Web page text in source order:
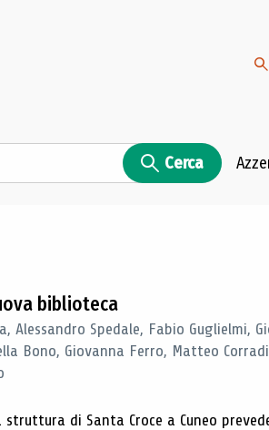
Cerca
biblioteca
Alessandro Spedale, Fabio Guglielmi,
Bono, Giovanna Ferro, Matteo
di Santa Croce a Cuneo